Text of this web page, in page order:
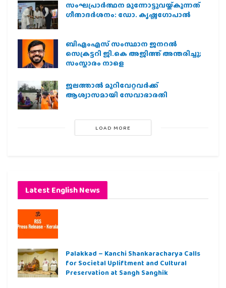
സംഘപ്രാര്‍ത്ഥന മുന്നോട്ടുവയ്ക്കുന്നത്
ഗീതാദര്‍ശനം: ഡോ. കൃഷ്ണഗോപാല്‍
ബിഎംഎസ് സംസ്ഥാന ജനറൽ
സെക്രട്ടറി ജി.കെ അജിത്ത് അന്തരിച്ചു;
സംസ്കാരം നാളെ
ജലത്താല്‍ മുറിവേറ്റവര്‍ക്ക്
ആശ്വാസമായി സേവാഭാരതി
LOAD MORE
Latest English News
Palakkad – Kanchi Shankaracharya Calls
for Societal Upliftment and Cultural
Preservation at Sangh Sanghik